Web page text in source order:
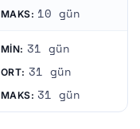
MAKS: 10 gün
MIN: 31 gün
ORT: 31 gün
MAKS: 31 gün